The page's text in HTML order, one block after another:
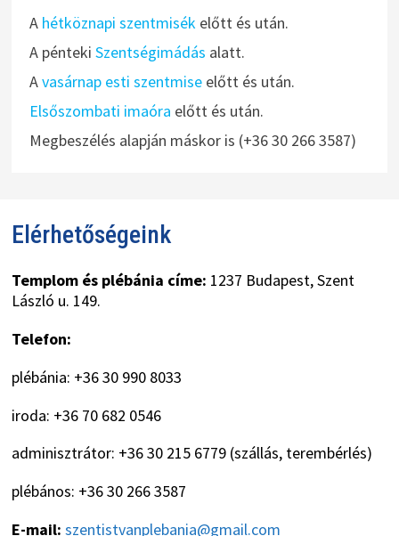
A hétköznapi szentmisékelőtt és után.
A pénteki Szentségimádás alatt.
Avasárnap esti szentmiseelőtt és után.
Elsőszombati imaóra előtt és után.
Megbeszélés alapján máskor is (+36 30 266 3587)
Elérhetőségeink
Templom és plébánia címe: 1237 Budapest, Szent
László u. 149.
Telefon:
plébánia: +36 30 990 8033
iroda: +36 70 682 0546
adminisztrátor: +36 30 215 6779 (szállás, terembérlés)
plébános: +36 30 266 3587
E-mail: szentistvanplebania@gmail.com